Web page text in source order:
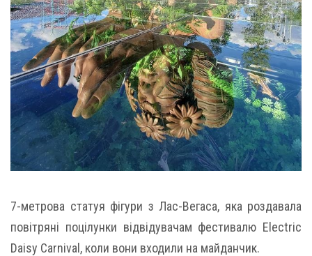
7-метрова статуя фігури з Лас-Вегаса, яка роздавала
повітряні поцілунки відвідувачам фестивалю Electric
Daisy Carnival, коли вони входили на майданчик.